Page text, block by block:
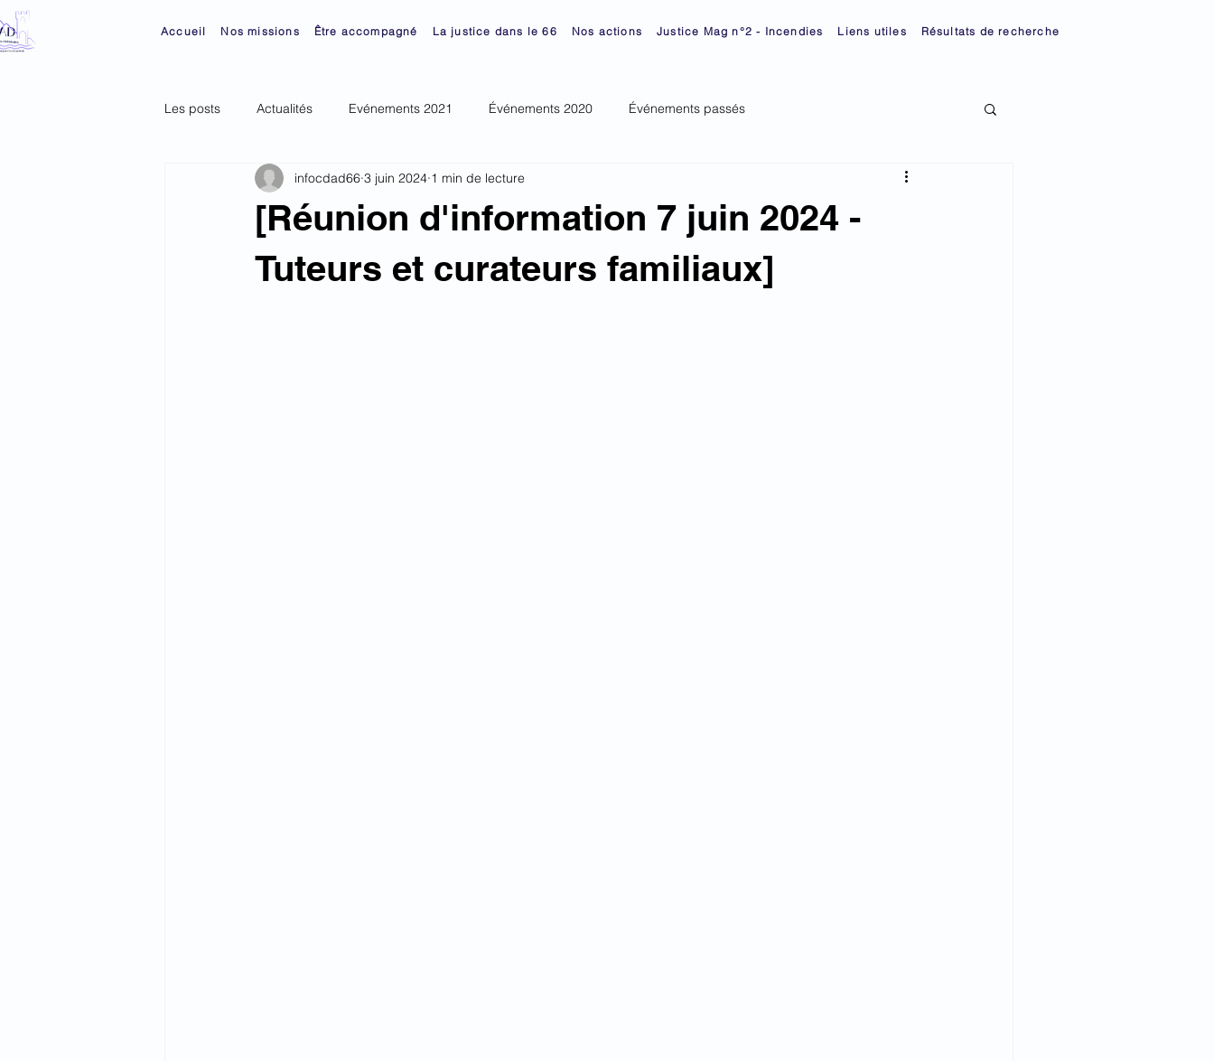
Accueil Nos missions Être accompagné La justice dans le 66 Nos actions Justice Mag n°2 - Incendies Liens utiles Résultats de recherche
Les posts Actualités Evénements 2021 Événements 2020 Événements passés
[Réunion d'information 7 juin 2024 -
Tuteurs et curateurs familiaux]
infocdad66 3 juin 2024 1 min de lecture